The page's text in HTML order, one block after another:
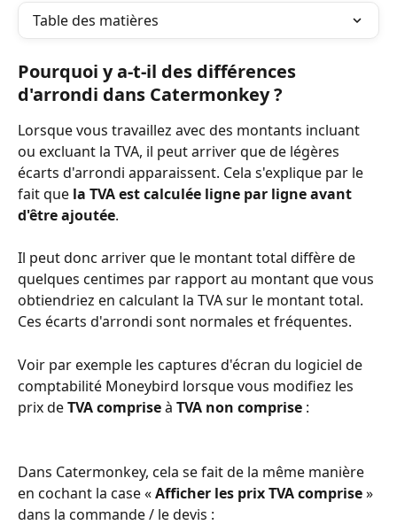
Table des matières
Pourquoi y a-t-il des différences
d'arrondi dans Catermonkey ?
Lorsque vous travaillez avec des montants incluant
ou excluant la TVA, il peut arriver que de légères
écarts d'arrondi apparaissent. Cela s'explique par le
fait que la TVA est calculée ligne par ligne avant
d'être ajoutée.
Il peut donc arriver que le montant total diffère de
quelques centimes par rapport au montant que vous
obtiendriez en calculant la TVA sur le montant total.
Ces écarts d'arrondi sont normales et fréquentes.
Voir par exemple les captures d'écran du logiciel de
comptabilité Moneybird lorsque vous modifiez les
prix de TVA comprise à TVA non comprise :
Dans Catermonkey, cela se fait de la même manière
en cochant la case « Afficher les prix TVA comprise »
dans la commande / le devis :